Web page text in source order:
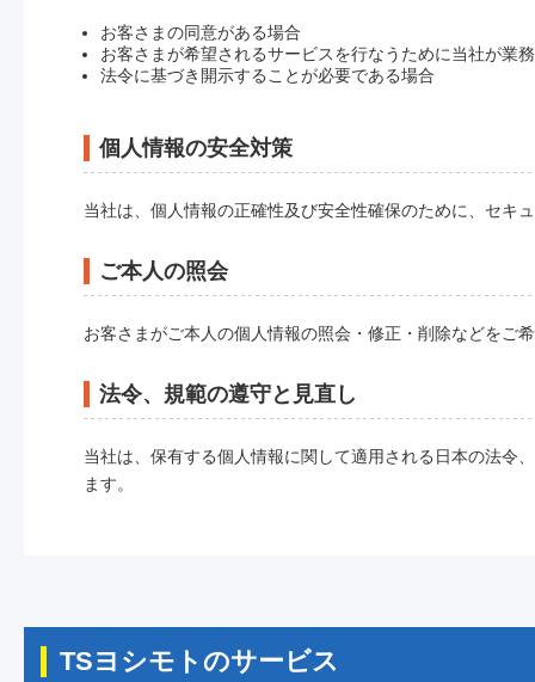
お客さまの同意がある場合
お客さまが希望されるサービスを行なうために当社が業
法令に基づき開示することが必要である場合
個人情報の安全対策
当社は、個人情報の正確性及び安全性確保のために、セキ
ご本人の照会
お客さまがご本人の個人情報の照会・修正・削除などをご
法令、規範の遵守と見直し
当社は、保有する個人情報に関して適用される日本の法令
ます。
TSヨシモトのサービス